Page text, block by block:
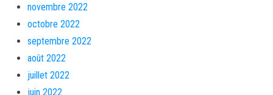
novembre 2022
octobre 2022
septembre 2022
août 2022
juillet 2022
juin 2022